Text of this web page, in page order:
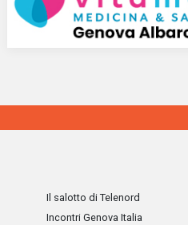
Il salotto di Telenord
Incontri Genova Italia